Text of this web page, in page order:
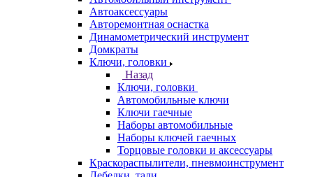
Автоаксессуары
Авторемонтная оснастка
Динамометрический инструмент
Домкраты
Ключи, головки
Назад
Ключи, головки
Автомобильные ключи
Ключи гаечные
Наборы автомобильные
Наборы ключей гаечных
Торцовые головки и аксессуары
Краскораспылители, пневмоинструмент